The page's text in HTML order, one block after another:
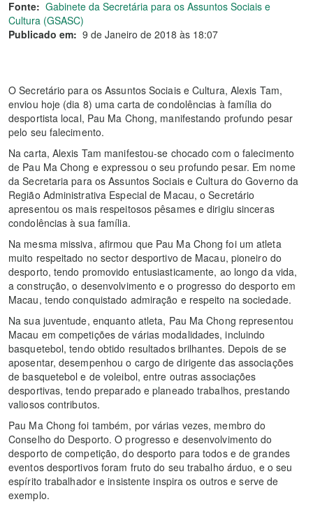
Fonte: Gabinete da Secretária para os Assuntos Sociais e
Cultura (GSASC)
Publicado em: 9 de Janeiro de 2018 às 18:07
O Secretário para os Assuntos Sociais e Cultura, Alexis Tam,
enviou hoje (dia 8) uma carta de condolências à família do
desportista local, Pau Ma Chong, manifestando profundo pesar
pelo seu falecimento.
Na carta, Alexis Tam manifestou-se chocado com o falecimento
de Pau Ma Chong e expressou o seu profundo pesar. Em nome
da Secretaria para os Assuntos Sociais e Cultura do Governo da
Região Administrativa Especial de Macau, o Secretário
apresentou os mais respeitosos pêsames e dirigiu sinceras
condolências à sua família.
Na mesma missiva, afirmou que Pau Ma Chong foi um atleta
muito respeitado no sector desportivo de Macau, pioneiro do
desporto, tendo promovido entusiasticamente, ao longo da vida,
a construção, o desenvolvimento e o progresso do desporto em
Macau, tendo conquistado admiração e respeito na sociedade.
Na sua juventude, enquanto atleta, Pau Ma Chong representou
Macau em competições de várias modalidades, incluindo
basquetebol, tendo obtido resultados brilhantes. Depois de se
aposentar, desempenhou o cargo de dirigente das associações
de basquetebol e de voleibol, entre outras associações
desportivas, tendo preparado e planeado trabalhos, prestando
valiosos contributos.
Pau Ma Chong foi também, por várias vezes, membro do
Conselho do Desporto. O progresso e desenvolvimento do
desporto de competição, do desporto para todos e de grandes
eventos desportivos foram fruto do seu trabalho árduo, e o seu
espírito trabalhador e insistente inspira os outros e serve de
exemplo.